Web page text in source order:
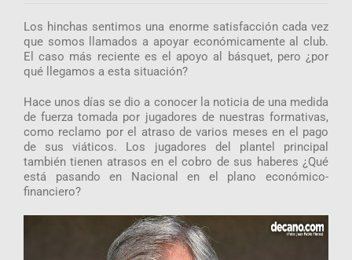
Los hinchas sentimos una enorme satisfacción cada vez
que somos llamados a apoyar económicamente al club.
El caso más reciente es el apoyo al básquet, pero ¿por
qué llegamos a esta situación?
Hace unos días se dio a conocer la noticia de una medida
de fuerza tomada por jugadores de nuestras formativas,
como reclamo por el atraso de varios meses en el pago
de sus viáticos. Los jugadores del plantel principal
también tienen atrasos en el cobro de sus haberes ¿Qué
está pasando en Nacional en el plano económico-
financiero?